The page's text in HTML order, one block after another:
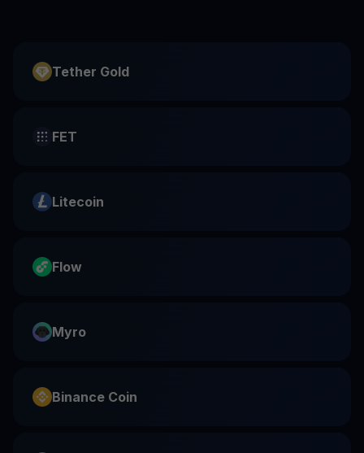
Tether Gold
FET
Litecoin
Flow
Myro
Binance Coin